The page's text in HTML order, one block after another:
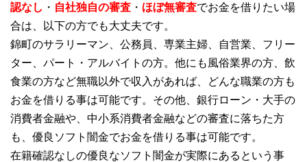
認なし ・ 自社独自の審査 ・ ほぼ無審査でお金を借りたい場
合は、以下の方でも大丈夫です。
錦町のサラリーマン、公務員、専業主婦、自営業、フリー
ター、パート・アルバイトの方。他にも風俗業界の方、飲
食業の方など無職以外で収入があれば、どんな職業の方も
お金を借りる事は可能です。その他、銀行ローン・大手の
消費者金融や、中小系消費者金融などの審査に落ちた方
も、優良ソフト闇金でお金を借りる事は可能です。
在籍確認なしの優良なソフト闇金が実際にあるという事